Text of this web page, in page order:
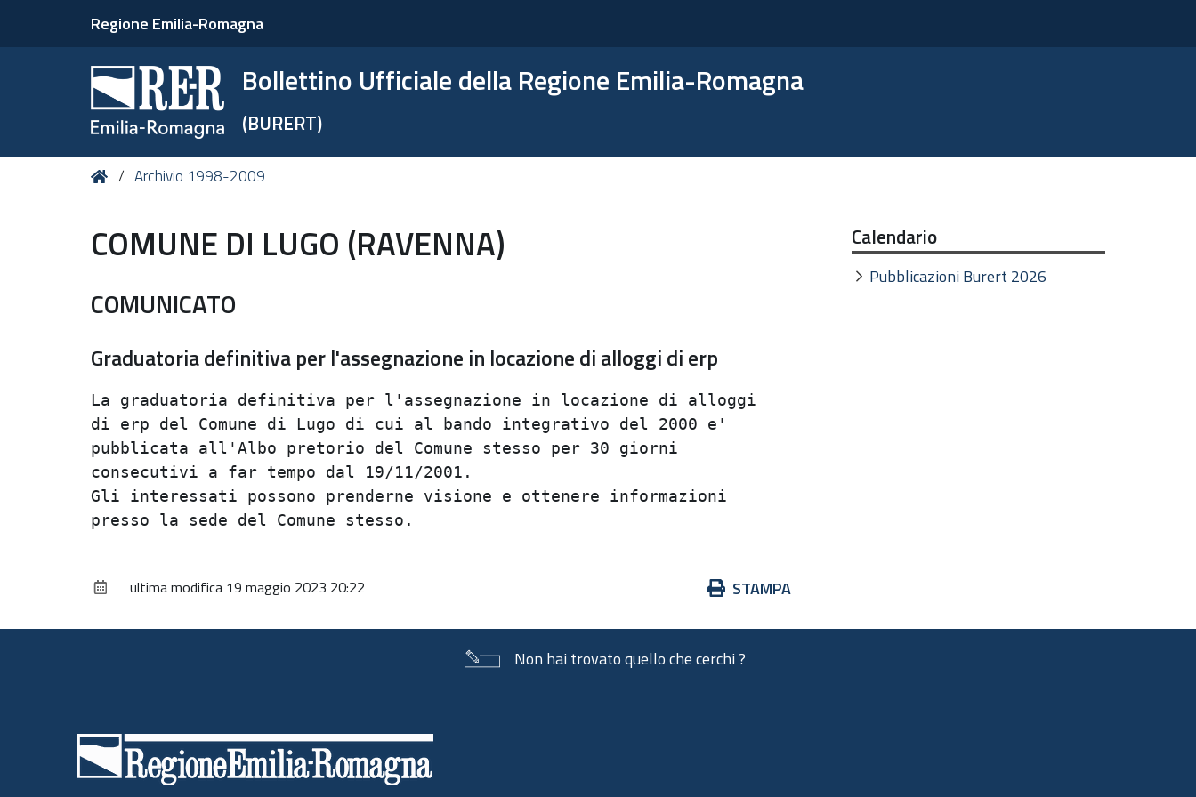
Regione Emilia-Romagna
Bollettino Ufficiale della Regione Emilia-Romagna
(BURERT)
Tu HomeArchivio 1998-2009
COMUNE DI LUGO (RAVENNA)
COMUNICATO
Graduatoria definitiva per l'assegnazione in locazione di alloggi di erp
La graduatoria definitiva per l'assegnazione in locazione di alloggi
di erp del Comune di Lugo di cui al bando integrativo del 2000 e'
pubblicata all'Albo pretorio del Comune stesso per 30 giorni
consecutivi a far tempo dal 19/11/2001.
Gli interessati possono prenderne visione e ottenere informazioni
Azioni
documento
STAMPA
ultima modifica 19 maggio 2023 20:22
Calendario
Pubblicazioni Burert 2026
Non hai trovato quello che cerchi ?